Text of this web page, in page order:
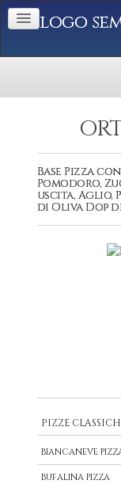
Base Pizza
Pomodoro,
uscita, Aglio,
di Oliva Dop
PIZZE
BIANCANEVE
BUFALINA PIZZA